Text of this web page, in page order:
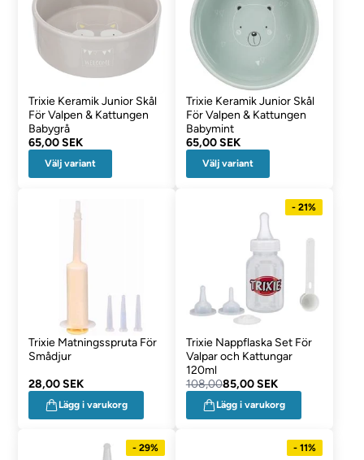
Trixie Keramik Junior Skål
För Valpen & Kattungen
Babygrå
65,00 SEK
Välj variant
Trixie Keramik Junior Skål
För Valpen & Kattungen
Babymint
65,00 SEK
Välj variant
Trixie Matningsspruta För
Smådjur
28,00 SEK
Lägg i varukorg
- 21%
Trixie Nappflaska Set För
Valpar och Kattungar
120ml
108,0085,00 SEK
Lägg i varukorg
- 29% - 11%